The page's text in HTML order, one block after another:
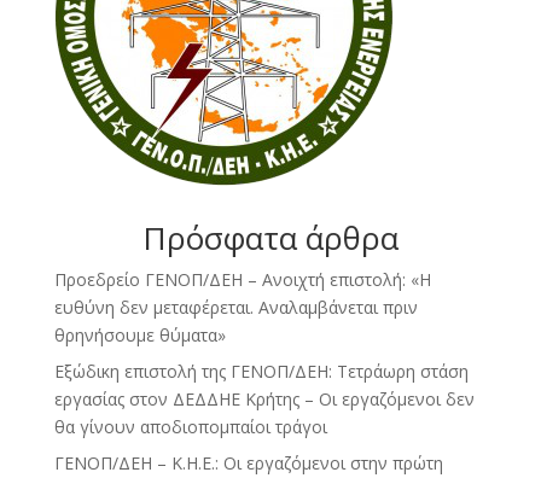
Πρόσφατα άρθρα
Προεδρείο ΓΕΝΟΠ/ΔΕΗ – Ανοιχτή επιστολή: «Η
ευθύνη δεν μεταφέρεται. Αναλαμβάνεται πριν
θρηνήσουμε θύματα»
Εξώδικη επιστολή της ΓΕΝΟΠ/ΔΕΗ: Τετράωρη στάση
εργασίας στον ΔΕΔΔΗΕ Κρήτης – Οι εργαζόμενοι δεν
θα γίνουν αποδιοπομπαίοι τράγοι
ΓΕΝΟΠ/ΔΕΗ – Κ.Η.Ε.: Οι εργαζόμενοι στην πρώτη